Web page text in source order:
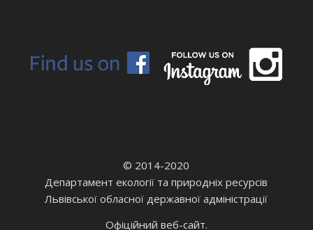
© 2014-2020
Департамент екології та природніх ресурсів
Львівської обласної державної адміністрації
Офіційний веб-сайт.